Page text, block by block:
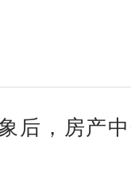
，房产中